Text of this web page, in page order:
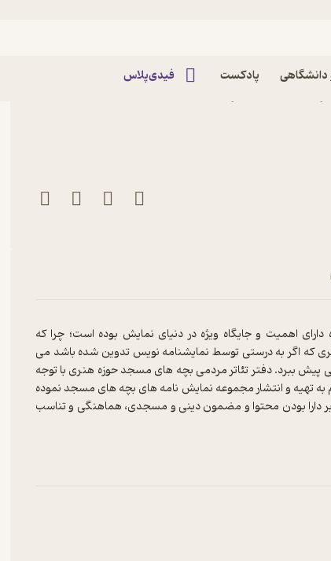
پادکست فیدی‌پلاس
اهمیت و جایگاه ویژه در دنیای نمایش بوده است؛ چرا که
که اگر به درستی توسط نمایشنامه نویس تدوین شده باشد می
پیش ببرد. دفتر تئاتر مردمی بچه های مسجد حوزه هنری با توجه
به تهیه و انتشار مجموعه نمایش نامه های بچه های مسجد نموده
دارا بودن محتوا و مضمون دینی و مسجدی، هماهنگی و تناسب